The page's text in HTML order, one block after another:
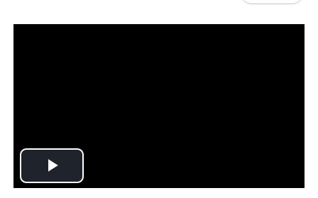
Play